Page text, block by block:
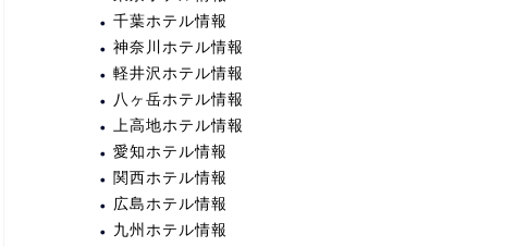
千葉ホテル情報
神奈川ホテル情報
軽井沢ホテル情報
八ヶ岳ホテル情報
上高地ホテル情報
愛知ホテル情報
関西ホテル情報
広島ホテル情報
九州ホテル情報